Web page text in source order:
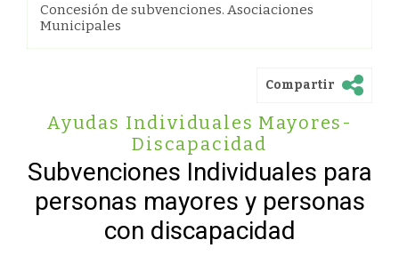
Concesión de subvenciones. Asociaciones
Municipales
Compartir
Ayudas Individuales Mayores-
Discapacidad
Subvenciones Individuales para
personas mayores y personas
con discapacidad